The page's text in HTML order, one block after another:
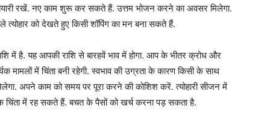
रखें. नए काम शुरू कर सकते हैं. उत्तम भोजन करने का अवसर मिलेगा.
को देखते हुए किसी शॉपिंग का मन बना सकते हैं.
में है. यह आपकी राशि से बारहवें भाव में होगा. आप के भीतर क्रोध और
मामलों में चिंता बनी रहेगी. स्वभाव की उग्रता के कारण किसी के साथ
अपने काम को समय पर पूरा करने की कोशिश करें. त्योहारी सीजन में
में रह सकते हैं. बचत के पैसों को खर्च करना पड़ सकता है.